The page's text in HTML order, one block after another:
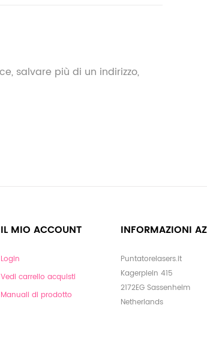
salvare più di un indirizzo,
IL MIO ACCOUNT
Login
Vedi carrello acquisti
Manuali di prodotto
INFORMAZIONI
Puntatorelasers.it
Kagerplein 415
2172EG Sassenheim
Netherlands